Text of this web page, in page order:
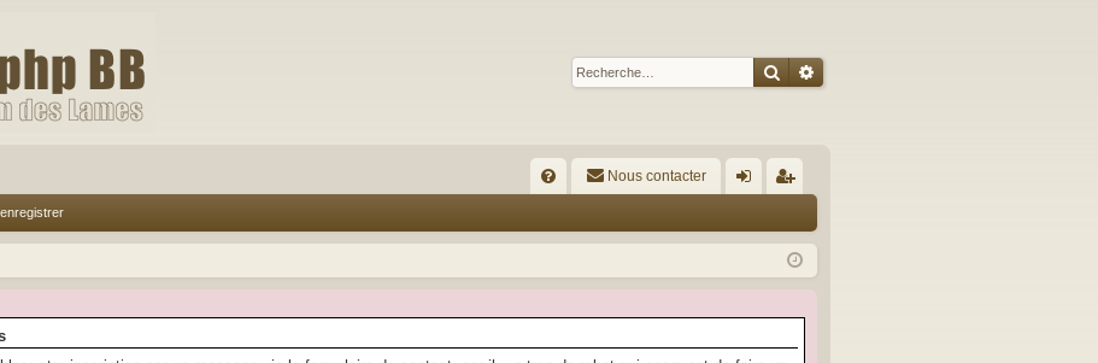
Rechercher
Recherche avancée
Q
Nous contacter
ne
on
nr
ist